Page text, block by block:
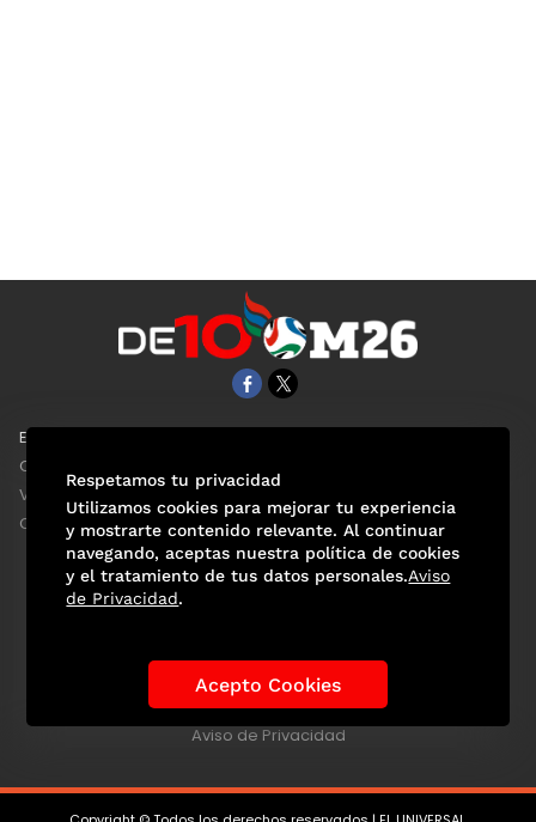
EL UNIVERSAL
Clase
ViveUSA
Confabulario
Historia de los Mundiales Lo viral Anécdotas Mundialistas
Las Figuras Tendencias Directorio
Aviso de Privacidad
Respetamos tu privacidad
Utilizamos cookies para mejorar tu experiencia
y mostrarte contenido relevante. Al continuar
navegando, aceptas nuestra política de cookies
y el tratamiento de tus datos personales.Aviso
de Privacidad.
Acepto Cookies